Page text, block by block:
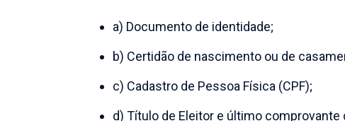
a) Documento de identidade;
b) Certidão de nascimento ou de
c) Cadastro de Pessoa Física (CPF);
d) Título de Eleitor e último